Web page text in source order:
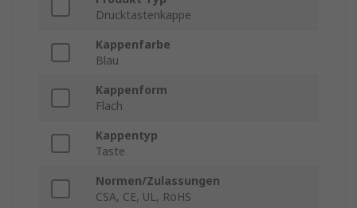
Drucktastenkappe
Kappenfarbe
Blau
Kappenform
Flach
Kappentyp
Taste
Normen/Zulassungen
CSA, CE, UL, RoHS